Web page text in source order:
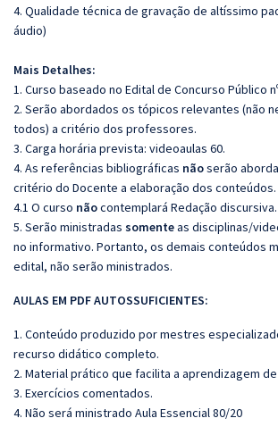
4. Qualidade técnica de gravação de altíssimo
áudio)
Mais Detalhes:
1. Curso baseado no Edital de Concurso Público
2. Serão abordados os tópicos relevantes (não
todos) a critério dos professores.
3. Carga horária prevista: videoaulas 60.
4. As referências bibliográficas nãoserão
critério do Docente a elaboração dos conteúdos.
4.1 O curso nãocontemplará Redação discursiva.
5. Serão ministradas somenteas disciplinas/
no informativo. Portanto, os demais conteúdos
edital, não serão ministrados.
AULAS EM PDF AUTOSSUFICIENTES:
1. Conteúdo produzido por mestres
recurso didático completo.
2. Material prático que facilita a aprendizagem
3. Exercícios comentados.
4. Não será ministrado Aula Essencial 80/20